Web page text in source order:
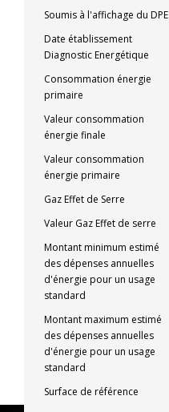
Soumis à l'affichage du DPE
Date établissement
Diagnostic Energétique
Consommation énergie
primaire
Valeur consommation
énergie finale
Valeur consommation
énergie primaire
Gaz Effet de Serre
Valeur Gaz Effet de serre
Montant minimum estimé
des dépenses annuelles
d'énergie pour un usage
standard
Montant maximum estimé
des dépenses annuelles
d'énergie pour un usage
standard
Surface de référence